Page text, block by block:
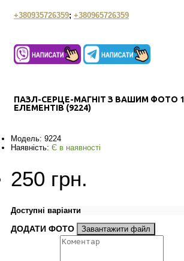
+380935726359; +380965726359
ПАЗЛ-СЕРЦЕ-МАГНІТ З ВАШИМ ФОТО
ЕЛЕМЕНТІВ (9224)
Модель: 9224
Наявність: Є в наявності
250 грн.
Доступні варіанти
ДОДАТИ ФОТО Завантажити файл